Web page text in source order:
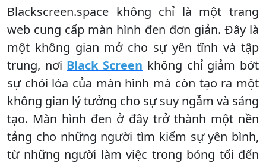
Blackscreen.space không chỉ là một trang
web cung cấp màn hình đen đơn giản. Đây là
một không gian mở cho sự yên tĩnh và tập
trung, nơi Black Screen không chỉ giảm bớt
sự chói lóa của màn hình mà còn tạo ra một
không gian lý tưởng cho sự suy ngẫm và sáng
tạo. Màn hình đen ở đây trở thành một nền
tảng cho những người tìm kiếm sự yên bình,
từ những người làm việc trong bóng tối đến